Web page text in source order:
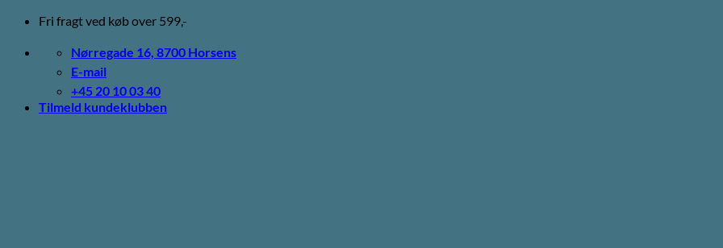
Fortsæt
indhold
Fri fragt ved køb over 599,-
Nørregade 16, 8700 Horsens
E-mail
+45 20 10 03 40
Tilmeld kundeklubben